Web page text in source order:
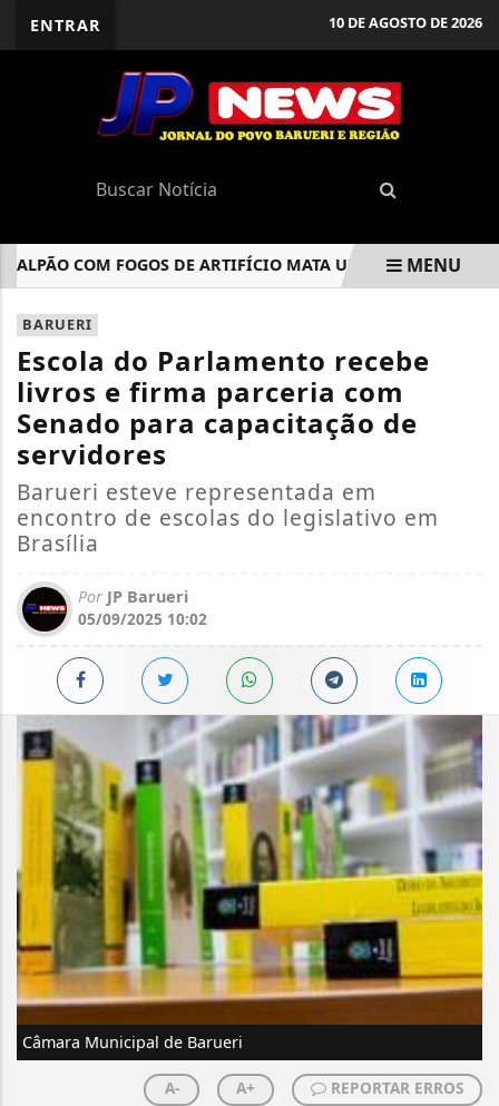
ENTRAR 10 DE AGOSTO DE 2026
COM FOGOS DE ARTIFÍCIO MATA UMA PESSOA EM SÃO
EM ALTA
MENU
BARUERI
Escola do Parlamento recebe
livros e firma parceria com
Senado para capacitação de
servidores
Barueri esteve representada em
encontro de escolas do legislativo em
Brasília
Por JP Barueri
05/09/2025 10:02
Câmara Municipal de Barueri
A- A+ REPORTAR ERROS